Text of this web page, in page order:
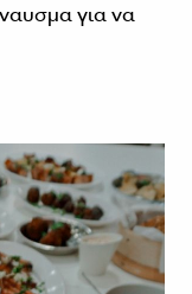
για να